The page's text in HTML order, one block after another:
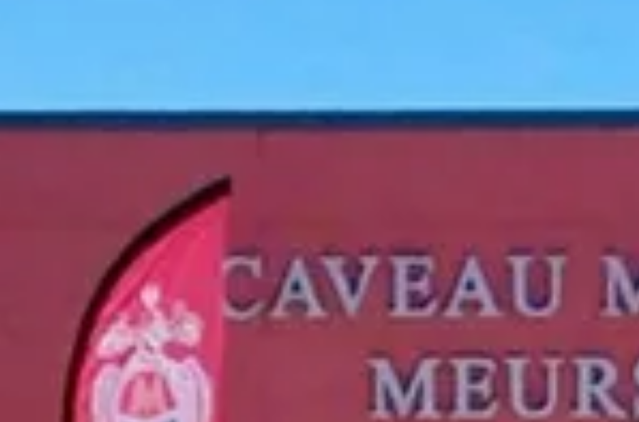
Domaine Besancenot
Cadeau dégustation vin Bourgogne
Cours d'oenologie Beaune
Cours d'oenologie Bourgogne
Cours d'oenologie Dijon
Tous les cours d'oenologie & ateliers
Visite cave & dégustation vin Alsace